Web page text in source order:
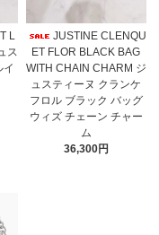
L
ス
イ
JUSTINE CLENQU
ET FLOR BLACK BAG
WITH CHAIN CHARM ジ
ュスティーヌ クランケ
フロル ブラック バッグ
ウィズ チェーン チャー
ム
36,300円